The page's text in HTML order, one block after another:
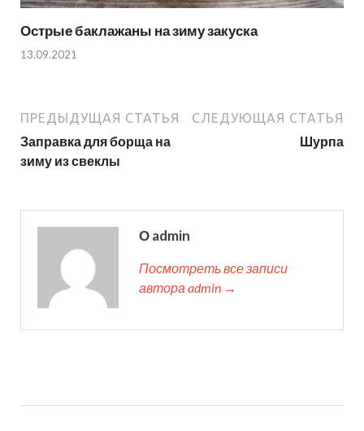
Острые баклажаны на зиму закуска
13.09.2021
ПРЕДЫДУЩАЯ СТАТЬЯ
Заправка для борща на
зиму из свеклы
СЛЕДУЮЩАЯ СТАТЬЯ
Шурпа
О admin
Посмотреть все записи
автора admin →